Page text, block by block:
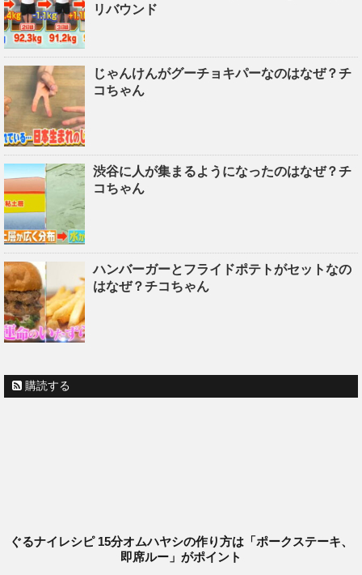
リバウンド
じゃんけんがグーチョキパーなのはなぜ？チ
コちゃん
渋谷に人が集まるようになったのはなぜ？チ
コちゃん
ハンバーガーとフライドポテトがセットなの
はなぜ？チコちゃん
購読する
ぐるナイレシピ 15分オムハヤシの作り方は「ポークステーキ、
即席ルー」がポイント